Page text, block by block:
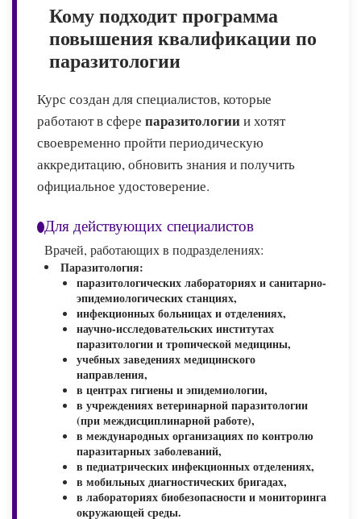
Кому подходит программа
повышения квалификации по
паразитологии
Курс создан для специалистов, которые
работают в сфере паразитологиии хотят
своевременно пройти периодическую
аккредитацию, обновить знания и получить
официальное удостоверение.
Для действующих специалистов
Врачей, работающих в подразделениях:
Паразитология:
паразитологических лабораториях и санитарно-
эпидемиологических станциях,
инфекционных больницах и отделениях,
научно-исследовательских институтах
паразитологии и тропической медицины,
учебных заведениях медицинского
направления,
в центрах гигиены и эпидемиологии,
в учреждениях ветеринарной паразитологии
(при междисциплинарной работе),
в международных организациях по контролю
паразитарных заболеваний,
в педиатрических инфекционных отделениях,
в мобильных диагностических бригадах,
в лабораториях биобезопасности и мониторинга
окружающей среды.